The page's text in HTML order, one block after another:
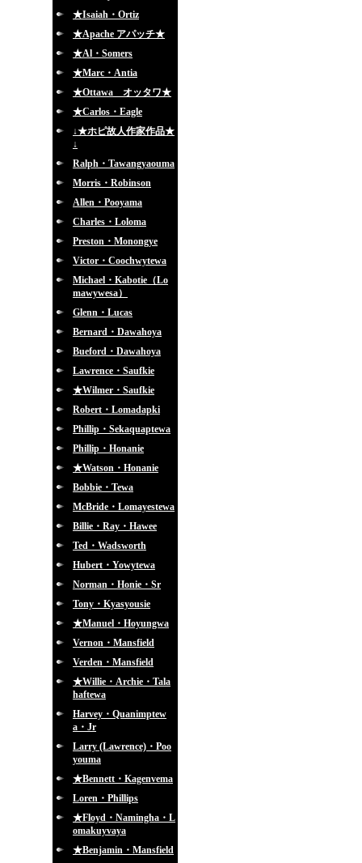
★Isaiah・Ortiz
★Apache アパッチ★
★Al・Somers
★Marc・Antia
★Ottawa オッタワ★
★Carlos・Eagle
↓★ホピ故人作家作品★
↓
Ralph・Tawangyaouma
Morris・Robinson
Allen・Pooyama
Charles・Loloma
Preston・Monongye
Victor・Coochwytewa
Michael・Kabotie（Lo
mawywesa）
Glenn・Lucas
Bernard・Dawahoya
Bueford・Dawahoya
Lawrence・Saufkie
★Wilmer・Saufkie
Robert・Lomadapki
Phillip・Sekaquaptewa
Phillip・Honanie
★Watson・Honanie
Bobbie・Tewa
McBride・Lomayestewa
Billie・Ray・Hawee
Ted・Wadsworth
Hubert・Yowytewa
Norman・Honie・Sr
Tony・Kyasyousie
★Manuel・Hoyungwa
Vernon・Mansfield
Verden・Mansfield
★Willie・Archie・Tala
haftewa
Harvey・Quanimptew
a・Jr
Larry (Lawrence)・Poo
youma
★Bennett・Kagenvema
Loren・Phillips
★Floyd・Namingha・L
omakuyvaya
★Benjamin・Mansfield